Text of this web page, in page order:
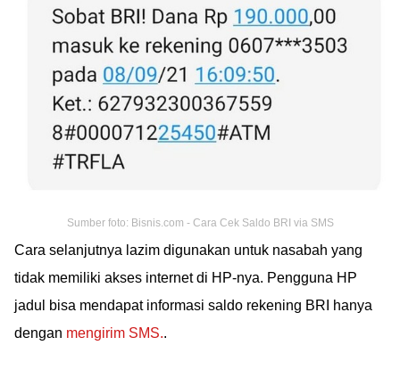
Sumber foto: Bisnis.com - Cara Cek Saldo BRI via SMS
Cara selanjutnya lazim digunakan untuk nasabah yang
tidak memiliki akses internet di HP-nya. Pengguna HP
jadul bisa mendapat informasi saldo rekening BRI hanya
dengan mengirim SMS..